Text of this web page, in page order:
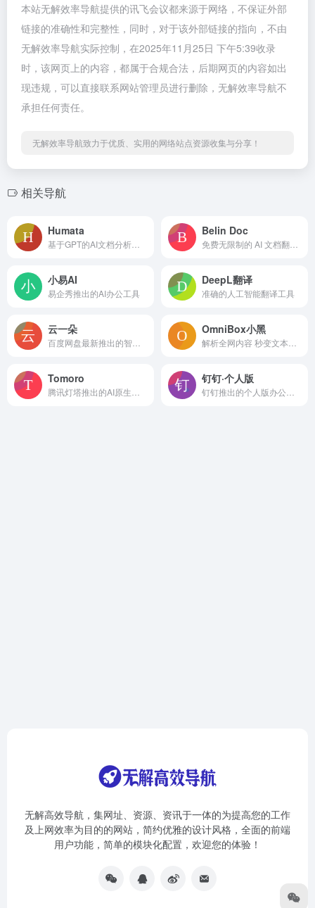
本站无解效率导航提供的讯飞会议都来源于网络，不保证外部
链接的准确性和完整性，同时，对于该外部链接的指向，不由
无解效率导航实际控制，在2025年11月25日 下午5:39收录
时，该网页上的内容，都属于合规合法，后期网页的内容如出
现违规，可以直接联系网站管理员进行删除，无解效率导航不
承担任何责任。
无解效率导航致力于优质、实用的网络站点资源收集与分享！
相关导航
Humata Belin Doc
小易AI
易企秀推出的AI办公工具
DeepL翻译
准确的人工智能翻译工具
云一朵 OmniBox小黑
Tomoro 钉钉·个人版
无解高效导航，集网址、资源、资讯于一体的为提高您的工作
及上网效率为目的的网站，简约优雅的设计风格，全面的前端
用户功能，简单的模块化配置，欢迎您的体验！